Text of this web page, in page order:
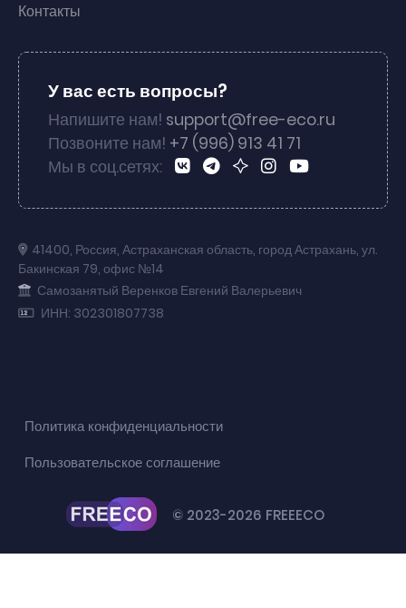
Контакты
У вас есть вопросы?
Напишите нам! support@free-eco.ru
Позвоните нам! +7 (996) 913 41 71
Мы в соц.сетях:
41400, Россия, Астраханская область, город Астрахань, ул.
Бакинская 79, офис №14
Самозанятый Веренков Евгений Валерьевич
ИНН: 302301807738
© 2023-2026 FREEECO
Политика конфиденциальности
Пользовательское соглашение